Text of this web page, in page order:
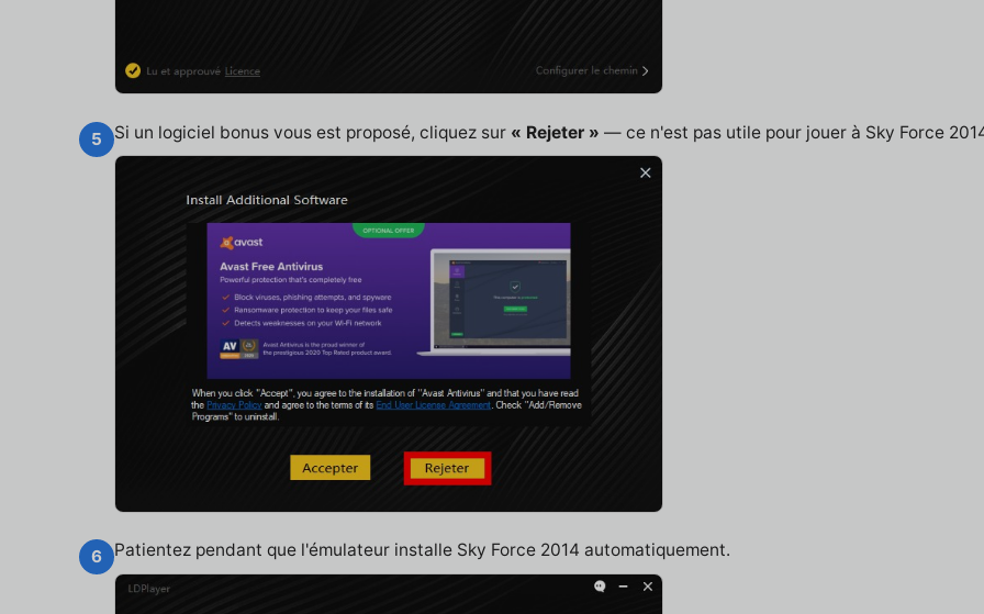
5 Si un logiciel bonus vous est proposé, cliquez sur « Rejeter » — ce n'est pas utile pour jouer à Sky Force
6 Patientez pendant que l'émulateur installe Sky Force 2014 automatiquement.